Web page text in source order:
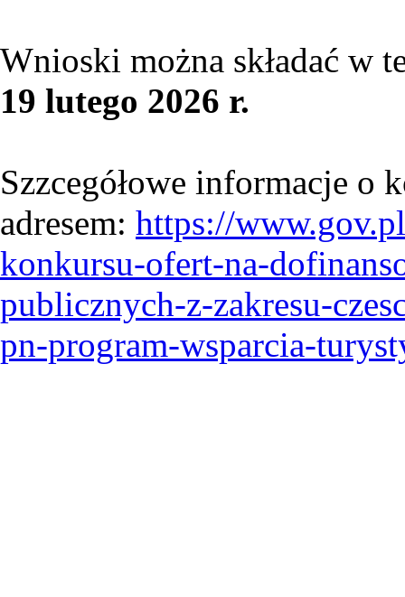
Wnioski można składać w
19 lutego 2026 r.
Szzcegółowe informacje o
adresem: https://
konkursu-ofert-na-
publicznych-z-zakresu-
pn-program-wsparcia-